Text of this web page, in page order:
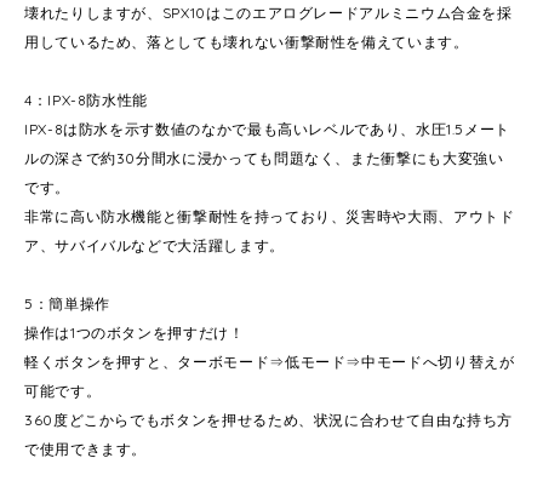
壊れたりしますが、SPX10はこのエアログレードアルミニウム合金を採
用しているため、落としても壊れない衝撃耐性を備えています。
4：IPX-8防水性能
IPX-8は防水を示す数値のなかで最も高いレベルであり、水圧1.5メート
ルの深さで約30分間水に浸かっても問題なく、また衝撃にも大変強い
です。
非常に高い防水機能と衝撃耐性を持っており、災害時や大雨、アウトド
ア、サバイバルなどで大活躍します。
5：簡単操作
操作は1つのボタンを押すだけ！
軽くボタンを押すと、ターボモード⇒低モード⇒中モードへ切り替えが
可能です。
360度どこからでもボタンを押せるため、状況に合わせて自由な持ち方
で使用できます。